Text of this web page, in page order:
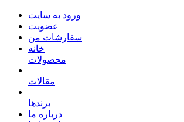
ورود به سایت
عضویت
سفارشات من
خانه
محصولات
مقالات
برندها
درباره ما